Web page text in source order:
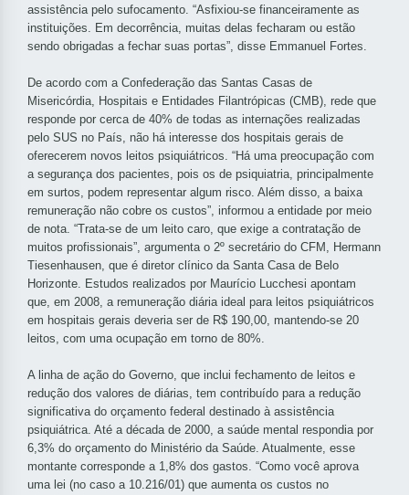
assistência pelo sufocamento. “Asfixiou-se financeiramente as
instituições. Em decorrência, muitas delas fecharam ou estão
sendo obrigadas a fechar suas portas”, disse Emmanuel Fortes.
De acordo com a Confederação das Santas Casas de
Misericórdia, Hospitais e Entidades Filantrópicas (CMB), rede que
responde por cerca de 40% de todas as internações realizadas
pelo SUS no País, não há interesse dos hospitais gerais de
oferecerem novos leitos psiquiátricos. “Há uma preocupação com
a segurança dos pacientes, pois os de psiquiatria, principalmente
em surtos, podem representar algum risco. Além disso, a baixa
remuneração não cobre os custos”, informou a entidade por meio
de nota. “Trata-se de um leito caro, que exige a contratação de
muitos profissionais”, argumenta o 2º secretário do CFM, Hermann
Tiesenhausen, que é diretor clínico da Santa Casa de Belo
Horizonte. Estudos realizados por Maurício Lucchesi apontam
que, em 2008, a remuneração diária ideal para leitos psiquiátricos
em hospitais gerais deveria ser de R$ 190,00, mantendo-se 20
leitos, com uma ocupação em torno de 80%.
A linha de ação do Governo, que inclui fechamento de leitos e
redução dos valores de diárias, tem contribuído para a redução
significativa do orçamento federal destinado à assistência
psiquiátrica. Até a década de 2000, a saúde mental respondia por
6,3% do orçamento do Ministério da Saúde. Atualmente, esse
montante corresponde a 1,8% dos gastos. “Como você aprova
uma lei (no caso a 10.216/01) que aumenta os custos no